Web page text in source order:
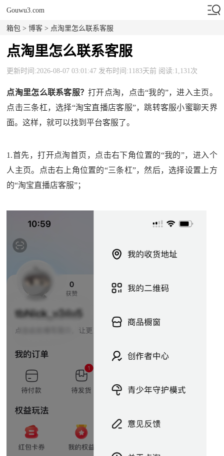
Gouwu3.com
箱包 >博客 > 点淘里怎么联系客服
点淘里怎么联系客服
更新时间:2026-08-07 03:01:47 发布时间:1183天前 阅读:1,131次
点淘里怎么联系客服？打开点淘，点击“我的”，进入主页。
点击三条杠，选择“淘宝直播店客服”，跳转客服小蜜聊天界
面。这样，就可以找到平台客服了。
1.首先，打开点淘首页，点击右下角位置的“我的”，进入个
人主页。点击右上角位置的“三条杠”，然后，选择设置上方
的“淘宝直播店客服”；